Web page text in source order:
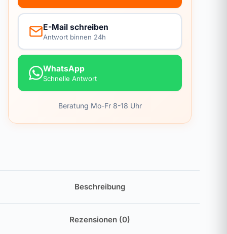
E-Mail schreiben
Antwort binnen 24h
WhatsApp
Schnelle Antwort
Beratung Mo-Fr 8-18 Uhr
Beschreibung
Rezensionen (0)